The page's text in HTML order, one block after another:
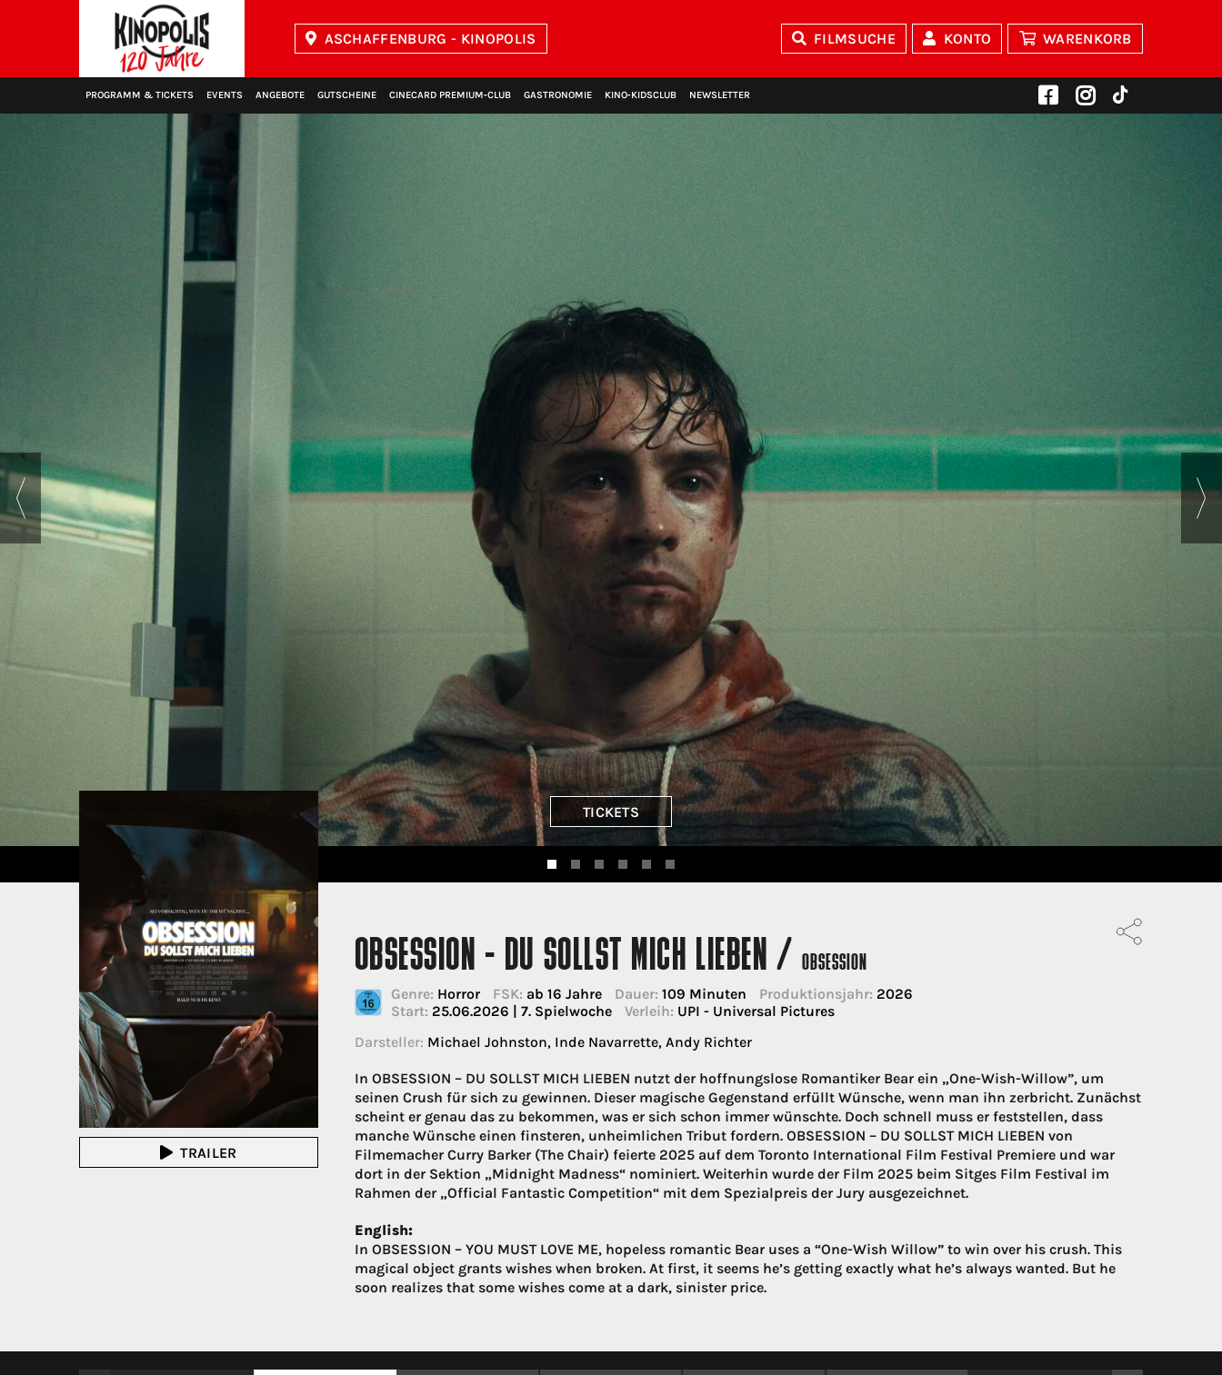
ASCHAFFENBURG - KINOPOLIS FILMSUCHE KONTO WARENKORB
PROGRAMM & TICKETS EVENTS ANGEBOTE GUTSCHEINE CINECARD PREMIUM‑CLUB GASTRONOMIE KINO‑KIDSCLUB NEWSLETTER
TICKETS
TRAILER
OBSESSION - DU SOLLST MICH LIEBEN / OBSESSION
Genre: Horror FSK: ab 16 Jahre Dauer: 109 Minuten Produktionsjahr: 2026
Start: 25.06.2026 | 7. Spielwoche Verleih: UPI - Universal Pictures
Darsteller: Michael Johnston, Inde Navarrette, Andy Richter
In OBSESSION – DU SOLLST MICH LIEBEN nutzt der hoffnungslose Romantiker Bear ein „One-Wish-Willow”, um
seinen Crush für sich zu gewinnen. Dieser magische Gegenstand erfüllt Wünsche, wenn man ihn zerbricht. Zunächst
scheint er genau das zu bekommen, was er sich schon immer wünschte. Doch schnell muss er feststellen, dass
manche Wünsche einen finsteren, unheimlichen Tribut fordern. OBSESSION – DU SOLLST MICH LIEBEN von
Filmemacher Curry Barker (The Chair) feierte 2025 auf dem Toronto International Film Festival Premiere und war
dort in der Sektion „Midnight Madness“ nominiert. Weiterhin wurde der Film 2025 beim Sitges Film Festival im
Rahmen der „Official Fantastic Competition“ mit dem Spezialpreis der Jury ausgezeichnet.
English:
In OBSESSION – YOU MUST LOVE ME, hopeless romantic Bear uses a “One-Wish Willow” to win over his crush. This
magical object grants wishes when broken. At first, it seems he’s getting exactly what he’s always wanted. But he
soon realizes that some wishes come at a dark, sinister price.